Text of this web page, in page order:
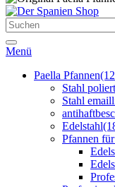
Menü
Paella Pfannen
Stahl poliert
Stahl
Edelstahl
Pfannen